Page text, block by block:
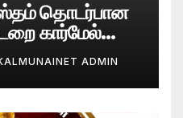
தொடர்பான
கார்மேல்
ADMIN